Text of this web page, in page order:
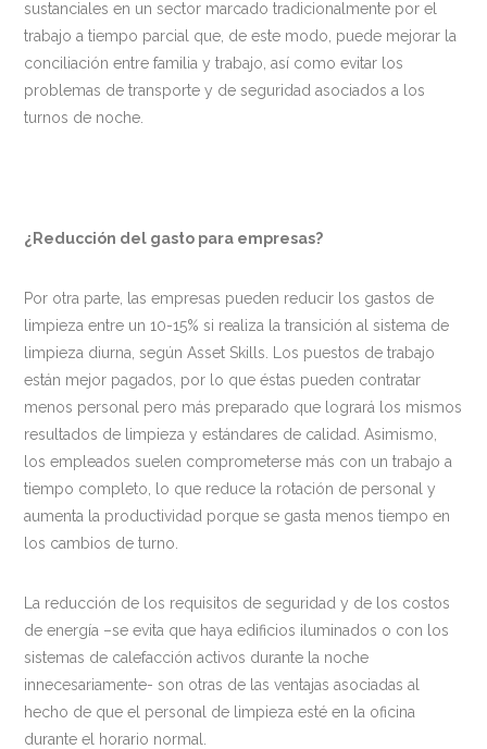
sustanciales en un sector marcado tradicionalmente por el
trabajo a tiempo parcial que, de este modo, puede mejorar la
conciliación entre familia y trabajo, así como evitar los
problemas de transporte y de seguridad asociados a los
turnos de noche.
¿Reducción del gasto para empresas?
Por otra parte, las empresas pueden reducir los gastos de
limpieza entre un 10-15% si realiza la transición al sistema de
limpieza diurna, según Asset Skills. Los puestos de trabajo
están mejor pagados, por lo que éstas pueden contratar
menos personal pero más preparado que logrará los mismos
resultados de limpieza y estándares de calidad. Asimismo,
los empleados suelen comprometerse más con un trabajo a
tiempo completo, lo que reduce la rotación de personal y
aumenta la productividad porque se gasta menos tiempo en
los cambios de turno.
La reducción de los requisitos de seguridad y de los costos
de energía –se evita que haya edificios iluminados o con los
sistemas de calefacción activos durante la noche
innecesariamente- son otras de las ventajas asociadas al
hecho de que el personal de limpieza esté en la oficina
durante el horario normal.